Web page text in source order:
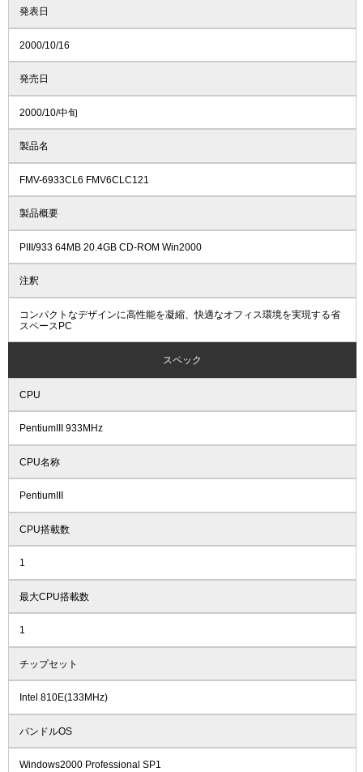
発表日
2000/10/16
発売日
2000/10/中旬
製品名
FMV-6933CL6 FMV6CLC121
製品概要
PIII/933 64MB 20.4GB CD-ROM Win2000
注釈
コンパクトなデザインに高性能を凝縮、快適なオフィス環境を実現する省
スペースPC
スペック
CPU
PentiumIII 933MHz
CPU名称
PentiumIII
CPU搭載数
1
最大CPU搭載数
1
チップセット
Intel 810E(133MHz)
バンドルOS
Windows2000 Professional SP1